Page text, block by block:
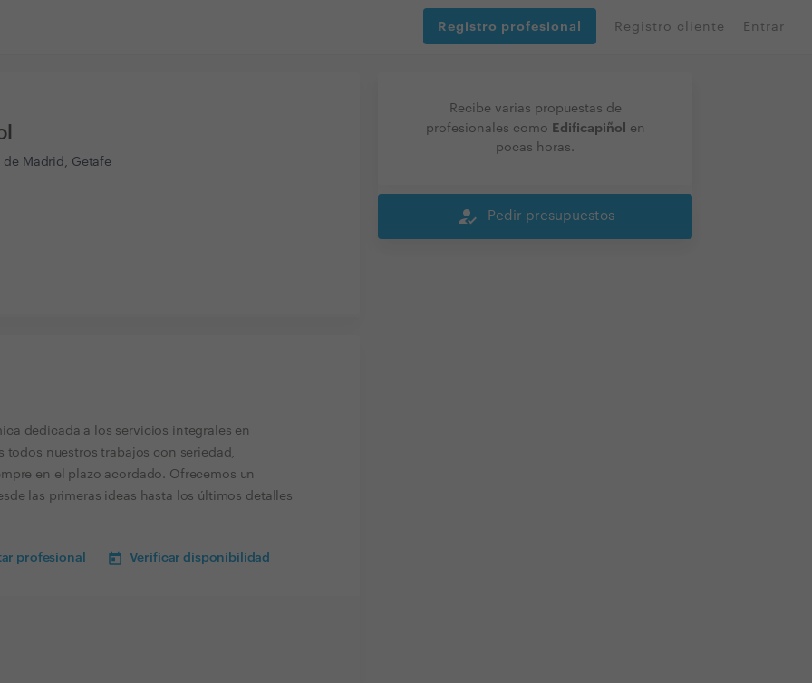
Registro profesional Registro cliente Entrar
de Madrid, Getafe
dedicada a los servicios integrales en
nuestros trabajos con seriedad,
en el plazo acordado. Ofrecemos un
las primeras ideas hasta los últimos detalles
profesional Verificar disponibilidad
Recibe varias propuestas de
profesionales como Edificapiñol
en
pocas horas.
how_to_reg Pedir presupuestos